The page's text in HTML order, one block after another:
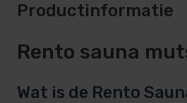
Productinformatie
Rento sauna
Wat is de Rento